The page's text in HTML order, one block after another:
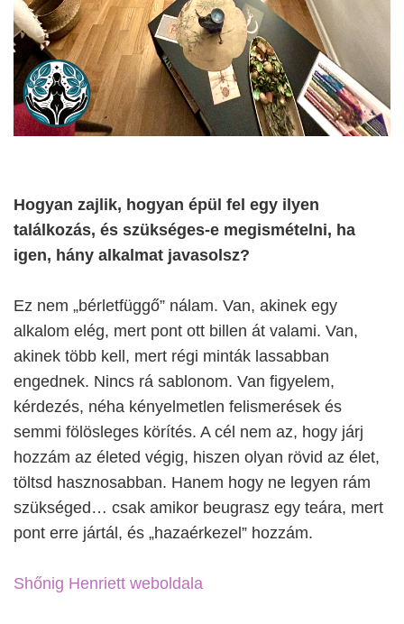
Hogyan zajlik, hogyan épül fel egy ilyen
találkozás, és szükséges-e megismételni, ha
igen, hány alkalmat javasolsz?
Ez nem „bérletfüggő” nálam. Van, akinek egy
alkalom elég, mert pont ott billen át valami. Van,
akinek több kell, mert régi minták lassabban
engednek. Nincs rá sablonom. Van figyelem,
kérdezés, néha kényelmetlen felismerések és
semmi fölösleges körítés. A cél nem az, hogy járj
hozzám az életed végig, hiszen olyan rövid az élet,
töltsd hasznosabban. Hanem hogy ne legyen rám
szükséged… csak amikor beugrasz egy teára, mert
pont erre jártál, és „hazaérkezel” hozzám.
Shőnig Henriett weboldala